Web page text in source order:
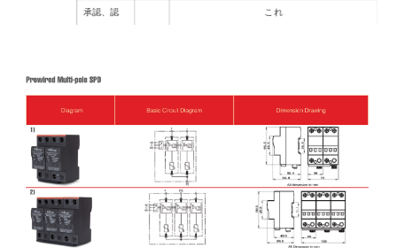
承認、認 これ
リモートアラーム接点の追加データ
ング機能
と/の
交流: 250V/0.5A; DC: 250V/0.1A; 125V/0.2A; 75V/0.5A
最大。1.5mm (または#16AWG)